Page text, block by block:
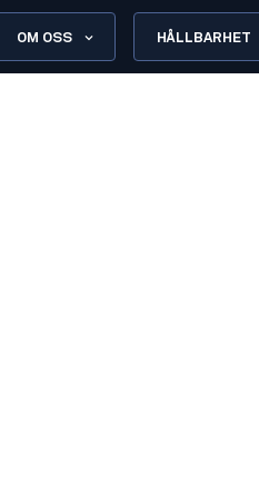
OM OSS HÅLLBARHET